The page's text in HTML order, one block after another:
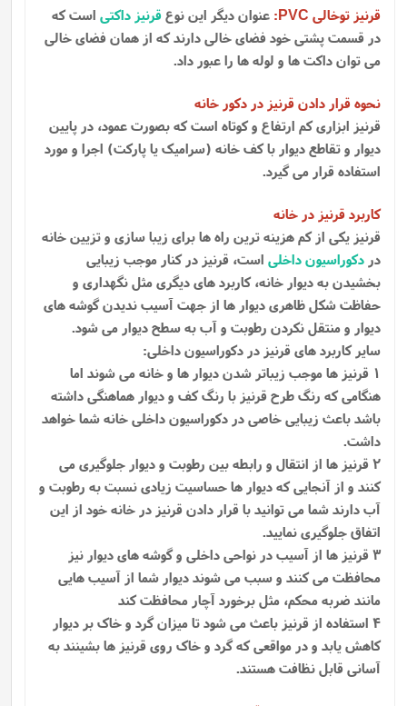
قرنیز توخالی PVC
: عنوان دیگر این نوعقرنیز داکتی است که
در قسمت پشتی خود فضای خالی دارند که از همان فضای خالی
می توان داکت ها و لوله ها را عبور داد.
نحوه قرار دادن قرنیز در دکور خانه
قرنیز ابزاری کم ارتفاع و کوتاه است که بصورت عمود، در پایین
دیوار و تقاطع دیوار با کف خانه (سرامیک یا پارکت) اجرا و مورد
استفاده قرار می گیرد.
کاربرد قرنیز در خانه
قرنیز یکی از کم هزینه ترین راه ها برای زیبا سازی و تزیین خانه
در دکوراسیون داخلی است، قرنیز در کنار موجب زیبایی
بخشیدن به دیوار خانه، کاربرد های دیگری مثل نگهداری و
حفاظت شکل ظاهری دیوار ها از جهت آسیب ندیدن گوشه ‌های
دیوار و منتقل نکردن رطوبت و آب به سطح دیوار می‌ شود.
سایر کاربرد های قرنیز در دکوراسیون داخلی:
1 قرنیز ها موجب زیباتر شدن دیوار ها و خانه می شوند اما
هنگامی که رنگ طرح قرنیز با رنگ کف و دیوار هماهنگی داشته
باشد باعث زیبایی خاصی در دکوراسیون داخلی خانه شما خواهد
داشت.
2 قرنیز ها از انتقال و رابطه بین رطوبت و دیوار جلوگیری می
کنند و از آنجایی که دیوار ها حساسیت زیادی نسبت به رطوبت و
آب دارند شما می توانید با قرار دادن قرنیز در خانه خود از این
اتفاق جلوگیری نمایید.
3 قرنیز ها از آسیب در نواحی داخلی و گوشه های دیوار نیز
محافظت می کنند و سبب می شوند دیوار شما از آسیب هایی
مانند ضربه محکم، مثل برخورد آچار محافظت کند
4 استفاده از قرنیز باعث می شود تا میزان گرد و خاک بر دیوار
کاهش یابد و در مواقعی که گرد و خاک روی قرنیز ها بشینند به
آسانی قابل نظافت هستند.